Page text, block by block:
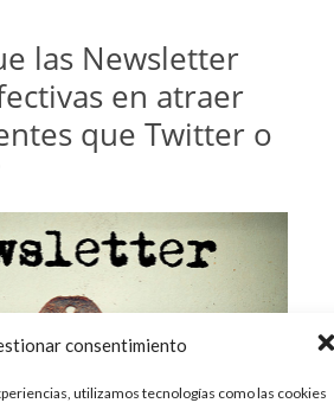
consentimiento
utilizamos tecnologías como las cookies
las Newsletter
en atraer
que Twitter o